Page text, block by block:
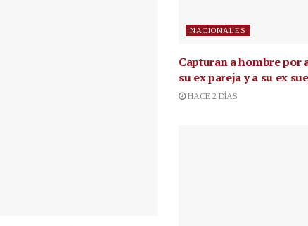
NACIONALES
Capturan a hombre por
su ex pareja y a su ex
HACE 2 DÍAS